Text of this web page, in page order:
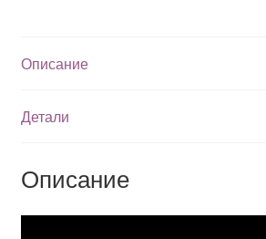
Описание
Детали
Описание